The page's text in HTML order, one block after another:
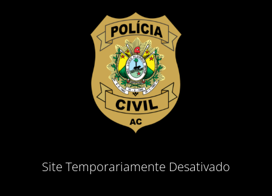
Site Temporariamente Desativado